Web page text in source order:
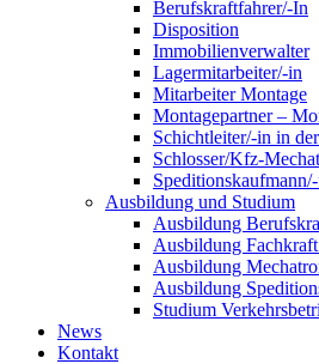
Berufskraftfahrer/-In
Disposition
Immobilienverwalter
Lagermitarbeiter/-in
Mitarbeiter Montage
Montagepartner –
Schichtleiter/-in in
Schlosser/Kfz-
Ausbildung und Studium
Ausbildung
Ausbildung
Ausbildung
Ausbildung
Studium
News
Kontakt